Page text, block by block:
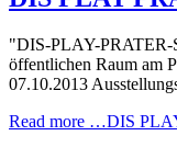
"DIS-PLAY-PRATER-
öffentlichen Raum am
07.10.2013
Read more …DIS